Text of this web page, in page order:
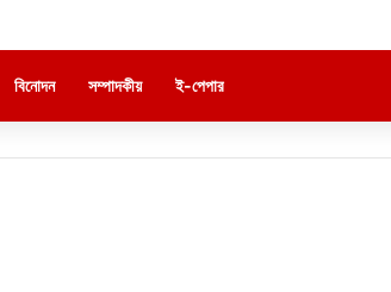
বিনোদন সম্পাদকীয় ই-পেপার